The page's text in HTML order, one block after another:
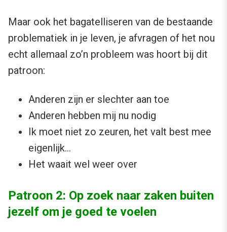
Maar ook het bagatelliseren van de bestaande
problematiek in je leven, je afvragen of het nou
echt allemaal zo’n probleem was hoort bij dit
patroon:
Anderen zijn er slechter aan toe
Anderen hebben mij nu nodig
Ik moet niet zo zeuren, het valt best mee
eigenlijk…
Het waait wel weer over
Patroon 2: Op zoek naar zaken buiten
jezelf om je goed te voelen